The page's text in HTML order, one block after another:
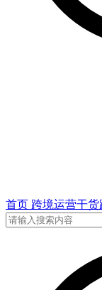
首页 跨境运营干货